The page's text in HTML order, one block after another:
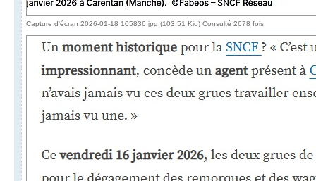
Capture d'écran 2026-01-18 105836.jpg (103.51 Kio) Consulté 2678 fois